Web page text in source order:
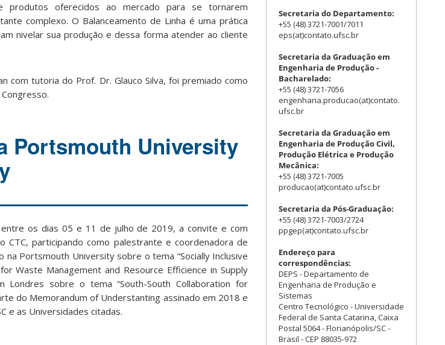
produtos oferecidos ao mercado para se tornarem
complexo. O Balanceamento de Linha é uma prática
nivelar sua produção e dessa forma atender ao cliente
com tutoria do Prof. Dr. Glauco Silva, foi premiado como
Portsmouth University
os dias 05 e 11 de julho de 2019, a convite e com
participando como palestrante e coordenadora de
Portsmouth University sobre o tema “Socially Inclusive
Waste Management and Resource Efficience in Supply
Londres sobre o tema “South-South Collaboration for
do Memorandum of Understanting assinado em 2018 e
e as Universidades citadas.
Secretaria do Departamento:
+55 (48) 3721-7001/7011
eps(at)contato.ufsc.br
Secretaria da Graduação em
Engenharia de Produção -
Bacharelado:
+55 (48) 3721-7056
engenharia.producao(at)contato.
ufsc.br
Secretaria da Graduação em
Engenharia de Produção Civil,
Produção Elétrica e Produção
Mecânica:
+55 (48) 3721-7005
producao(at)contato.ufsc.br
Secretaria da Pós-Graduação:
+55 (48) 3721-7003/2724
ppgep(at)contato.ufsc.br
Endereço para
correspondências:
DEPS - Departamento de
Engenharia de Produção e
Sistemas
Centro Tecnológico - Universidade
Federal de Santa Catarina, Caixa
Postal 5064 - Florianópolis/SC -
Brasil - CEP 88035-972